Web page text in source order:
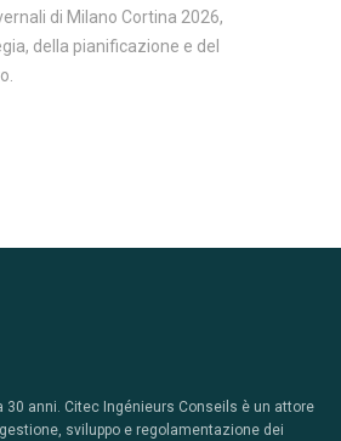
di Milano Cortina 2026,
della pianificazione e del
30 anni. Citec Ingénieurs Conseils è un attore
sviluppo e regolamentazione dei